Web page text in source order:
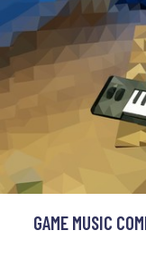
GAME MUSIC